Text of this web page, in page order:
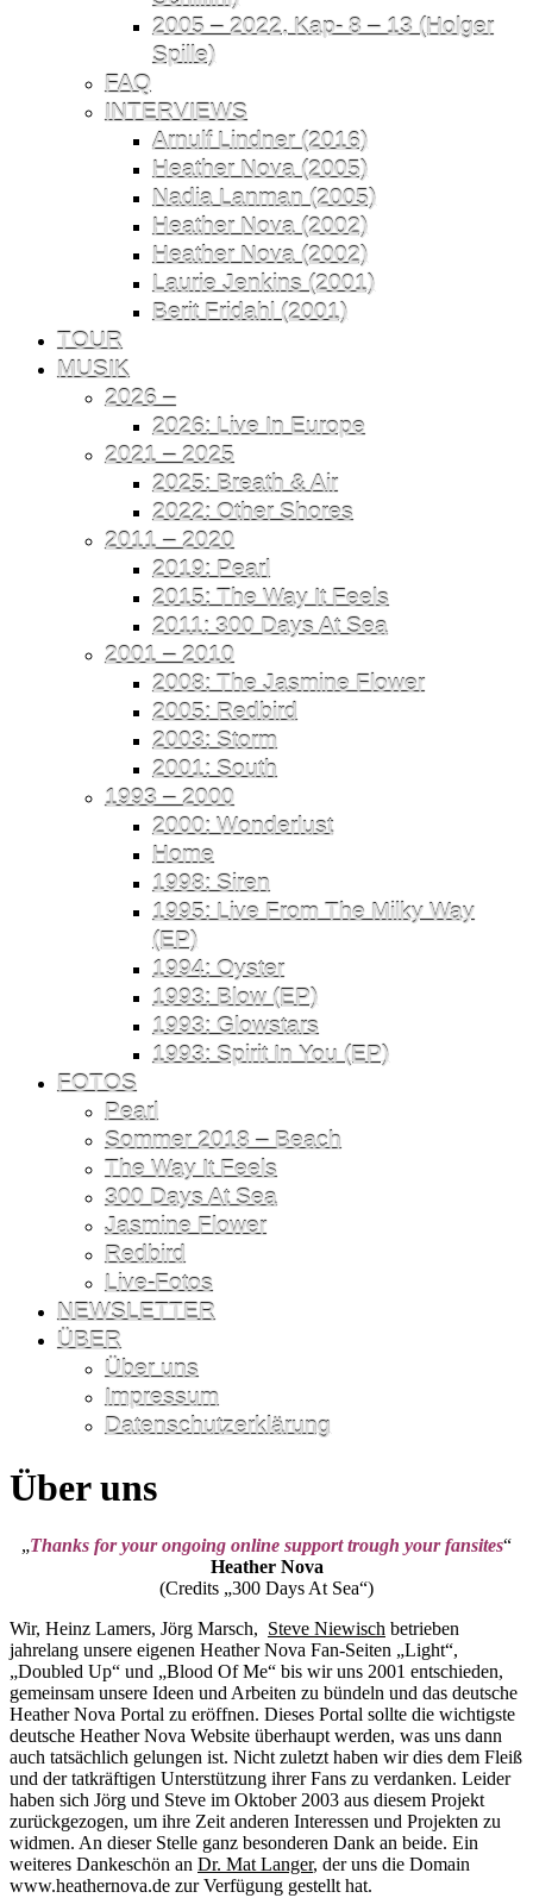
2005 – 2022, Kap- 8 – 13 (Holger
Spille)
FAQ
INTERVIEWS
Arnulf Lindner (2016)
Heather Nova (2005)
Nadia Lanman (2005)
Heather Nova (2002)
Heather Nova (2002)
Laurie Jenkins (2001)
Berit Fridahl (2001)
TOUR
MUSIK
2026 –
2026: Live In Europe
2021 – 2025
2025: Breath & Air
2022: Other Shores
2011 – 2020
2019: Pearl
2015: The Way It Feels
2011: 300 Days At Sea
2001 – 2010
2008: The Jasmine Flower
2005: Redbird
2003: Storm
2001: South
1993 – 2000
2000: Wonderlust
Home
1998: Siren
1995: Live From The Milky Way
(EP)
1994: Oyster
1993: Blow (EP)
1993: Glowstars
1993: Spirit In You (EP)
FOTOS
Pearl
Sommer 2018 – Beach
The Way It Feels
300 Days At Sea
Jasmine Flower
Redbird
Live-Fotos
NEWSLETTER
ÜBER
Über uns
Impressum
Datenschutzerklärung
Über uns
„Thanks for your ongoing online support trough your fansites“
Heather Nova
(Credits „300 Days At Sea“)
Wir, Heinz Lamers, Jörg Marsch, Steve Niewisch betrieben
jahrelang unsere eigenen Heather Nova Fan-Seiten „Light“,
„Doubled Up“ und „Blood Of Me“ bis wir uns 2001 entschieden,
gemeinsam unsere Ideen und Arbeiten zu bündeln und das deutsche
Heather Nova Portal zu eröffnen. Dieses Portal sollte die wichtigste
deutsche Heather Nova Website überhaupt werden, was uns dann
auch tatsächlich gelungen ist. Nicht zuletzt haben wir dies dem Fleiß
und der tatkräftigen Unterstützung ihrer Fans zu verdanken. Leider
haben sich Jörg und Steve im Oktober 2003 aus diesem Projekt
zurückgezogen, um ihre Zeit anderen Interessen und Projekten zu
widmen. An dieser Stelle ganz besonderen Dank an beide. Ein
weiteres Dankeschön an Dr. Mat Langer, der uns die Domain
www.heathernova.de zur Verfügung gestellt hat.